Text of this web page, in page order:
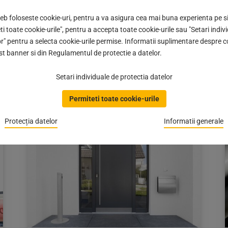
foloseste cookie-uri, pentru a va asigura cea mai buna experienta pe
toate cookie-urile", pentru a accepta toate cookie-urile sau "Setari
pentru a selecta cookie-urile permise. Informatii suplimentare despre
banner si din Regulamentul de protectie a datelor.
Setari individuale de protectia datelor
Permiteti toate cookie-urile
Protecția datelor Informatii generale
AGOFORM Sky
#IMPULS | Aceste inserturi pentru sertare sunt
mai mult decât niște accesorii obișnuite: o soluție
modernă pentru a vă optimiza spațiul de
05.12.2023